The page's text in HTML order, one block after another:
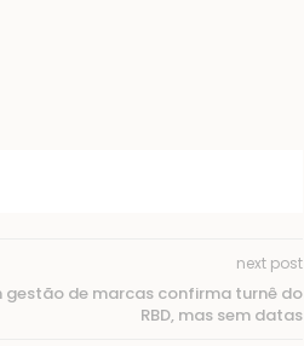
next post
gestão de marcas confirma turnê do
RBD, mas sem datas